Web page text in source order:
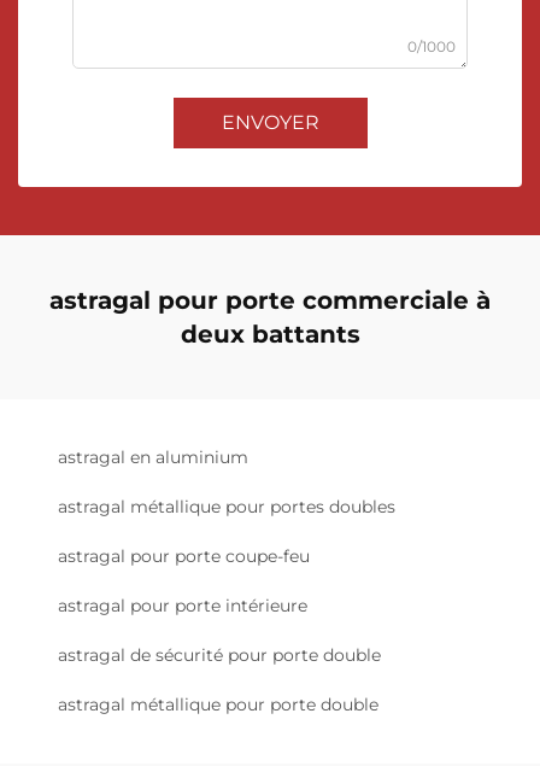
0/1000
ENVOYER
astragal pour porte commerciale à
deux battants
astragal en aluminium
astragal métallique pour portes doubles
astragal pour porte coupe-feu
astragal pour porte intérieure
astragal de sécurité pour porte double
astragal métallique pour porte double